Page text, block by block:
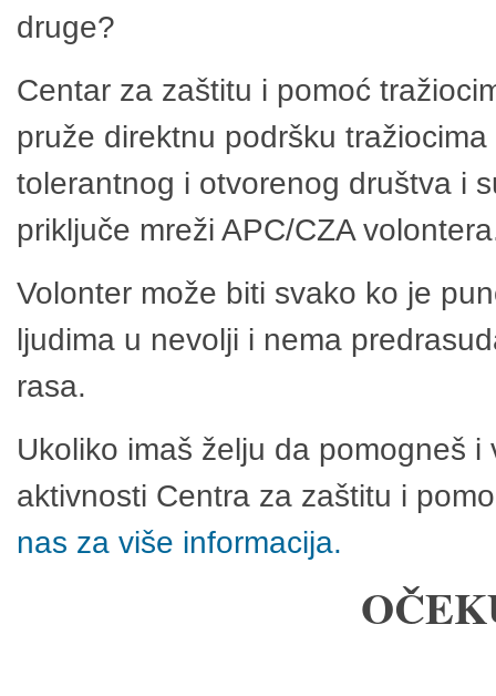
druge?
Centar za zaštitu i pomoć
pruže direktnu podršku
tolerantnog i otvorenog društva i
priključe mreži APC/CZA
Volonter može biti svako ko je
ljudima u nevolji i nema
rasa.
Ukoliko imaš želju da pomogneš
aktivnosti Centra za zaštitu i
nas za više informacija.